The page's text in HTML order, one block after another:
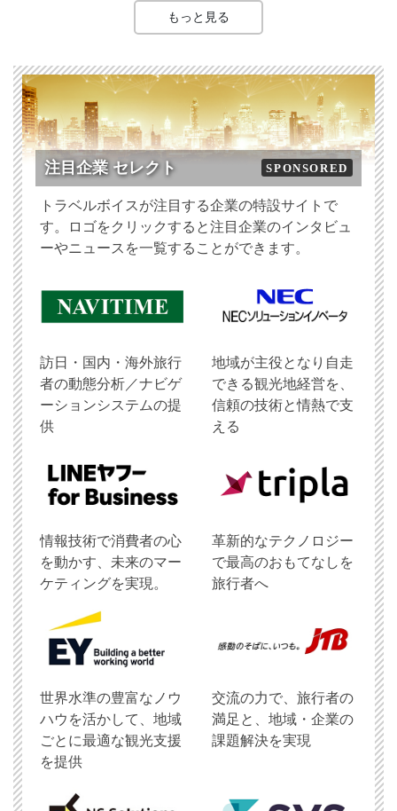
もっと見る
注目企業 セレクト SPONSORED
トラベルボイスが注目する企業の特設サイトで
す。ロゴをクリックすると注目企業のインタビュ
ーやニュースを一覧することができます。
訪日・国内・海外旅行
者の動態分析／ナビゲ
ーションシステムの提
供
地域が主役となり自走
できる観光地経営を、
信頼の技術と情熱で支
える
情報技術で消費者の心
を動かす、未来のマー
ケティングを実現。
革新的なテクノロジー
で最高のおもてなしを
旅行者へ
世界水準の豊富なノウ
ハウを活かして、地域
ごとに最適な観光支援
を提供
交流の力で、旅行者の
満足と、地域・企業の
課題解決を実現